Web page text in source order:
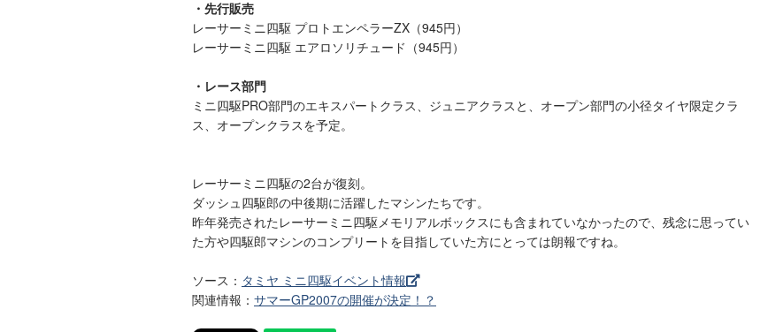
・先行販売
レーサーミニ四駆 プロトエンペラーZX（945円）
レーサーミニ四駆 エアロソリチュード（945円）
・レース部門
ミニ四駆PRO部門のエキスパートクラス、ジュニアクラスと、オープン部門の小径タイヤ限定クラ
ス、オープンクラスを予定。
レーサーミニ四駆の2台が復刻。
ダッシュ四駆郎の中後期に活躍したマシンたちです。
昨年発売されたレーサーミニ四駆メモリアルボックスにも含まれていなかったので、残念に思ってい
た方や四駆郎マシンのコンプリートを目指していた方にとっては朗報ですね。
ソース： タミヤ ミニ四駆イベント情報
関連情報： サマーGP2007の開催が決定！？